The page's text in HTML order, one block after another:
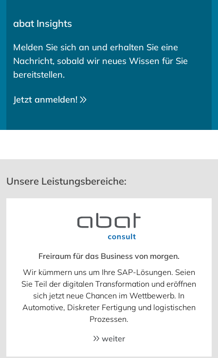
abat Insights
Melden Sie sich an und erhalten Sie eine
Nachricht, sobald wir neues Wissen für Sie
bereitstellen.
Jetzt anmelden!
Unsere Leistungsbereiche:
Freiraum für das Business von morgen.
Wir kümmern uns um Ihre SAP-Lösungen. Seien
Sie Teil der digitalen Transformation und eröffnen
sich jetzt neue Chancen im Wettbewerb. In
Automotive, Diskreter Fertigung und logistischen
Prozessen.
weiter